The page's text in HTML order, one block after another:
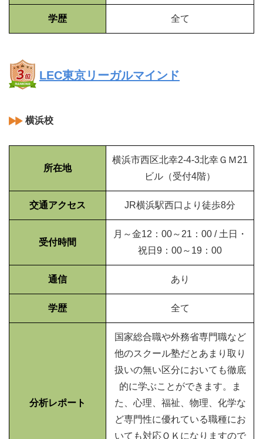
学歴 全て
LEC東京リーガルマインド
横浜校
所在地
横浜市西区北幸2-4-3北幸ＧＭ21
ビル（受付4階）
交通アクセス JR横浜駅西口より徒歩8分
受付時間
月～金12：00～21：00 / 土日・
祝日9：00～19：00
通信 あり
学歴 全て
分析レポート
国家総合職や外務省専門職など
他のスクール塾だとあまり取り
扱いの無い区分においても徹底
的に学ぶことができます。ま
た、心理、福祉、物理、化学な
ど専門性に優れている職種にお
いても対応ＯＫになりますので